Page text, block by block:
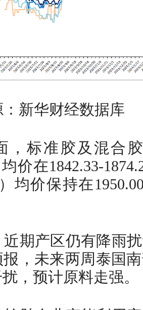
新华财经数据库
，标准胶及混合
均价在1842.33-
均价保持在
期产区仍有降雨
，未来两周泰国
，预计原料走强。